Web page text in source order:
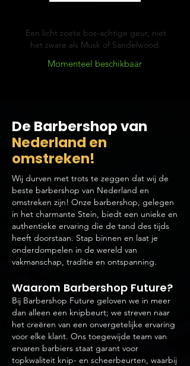
Een licht zoete bos-achtige geur, niet
het zware als Musk of Sandelwood.
Momenteel beschikbaar
De Barbershop van
Nederland en
omstreken!
Wij durven met trots te zeggen dat wij de
beste barbershop van Nederland en
omstreken zijn! Onze barbershop, gelegen
in het charmante Stein, biedt een unieke en
authentieke ervaring die de tand des tijds
heeft doorstaan. Stap binnen en laat je
onderdompelen in de wereld van
vakmanschap, traditie en ontspanning.
Waarom Barbershop Future?
Bij Barbershop Future geloven we in meer
dan alleen een knipbeurt; we streven naar
het creëren van een onvergetelijke ervaring
voor elke klant. Ons toegewijde team van
ervaren barbiers staat garant voor
topkwaliteit knip- en scheerbeurten, waarbij